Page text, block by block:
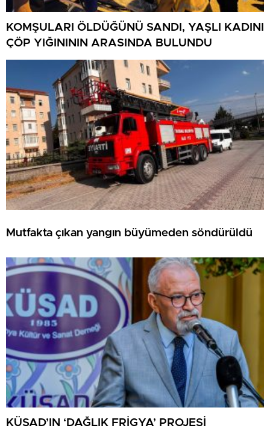
KOMŞULARI ÖLDÜĞÜNÜ SANDI, YAŞLI KADINI
ÇÖP YIĞINININ ARASINDA BULUNDU
Mutfakta çıkan yangın büyümeden söndürüldü
KÜSAD’IN ‘DAĞLIK FRİGYA’ PROJESİ